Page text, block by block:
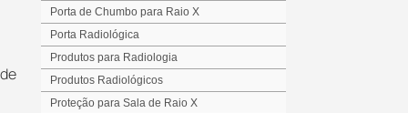
Porta de Chumbo para Raio X
Porta Radiológica
Produtos para Radiologia
Produtos Radiológicos
Proteção para Sala de Raio X